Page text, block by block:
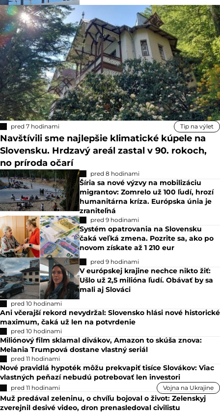
pred 7 hodinami Tip na výlet
Navštívili sme najlepšie klimatické kúpele na
Slovensku. Hrdzavý areál zastal v 90. rokoch,
no príroda očarí
pred 8 hodinami
Šíria sa nové výzvy na mobilizáciu
migrantov: Zomrelo už 100 ľudí, hrozí
humanitárna kríza. Európska únia je
zraniteľná
pred 9 hodinami
Systém opatrovania na Slovensku
čaká veľká zmena. Pozrite sa, ako po
novom získate až 1 210 eur
pred 9 hodinami
V európskej krajine nechce nikto žiť:
Ušlo už 2,5 milióna ľudí. Obávať by sa
mali aj Slováci
pred 10 hodinami
Ani včerajší rekord nevydržal: Slovensko hlási nové historické
maximum, čaká už len na potvrdenie
pred 10 hodinami
Miliónový film sklamal divákov, Amazon to skúša znova:
Melania Trumpová dostane vlastný seriál
pred 11 hodinami
Nové pravidlá hypoték môžu prekvapiť tisíce Slovákov: Viac
vlastných peňazí nebudú potrebovať len investori
pred 11 hodinami Vojna na Ukrajine
Muž predával zeleninu, o chvíľu bojoval o život: Zelenskyj
zverejnil desivé video, dron prenasledoval civilistu